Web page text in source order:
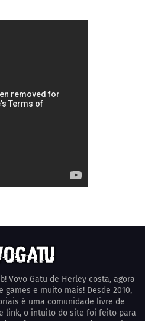
Vovo Gatu de Herley costa, agora
e muito mais! Desde 2010,
é uma comunidade livre de
link, o intuito do site foi feito para